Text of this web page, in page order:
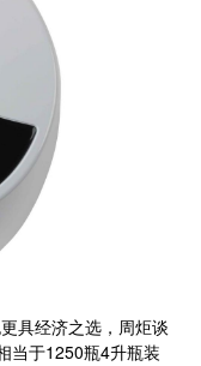
具经济之选，周炬谈
当于1250瓶4升瓶装